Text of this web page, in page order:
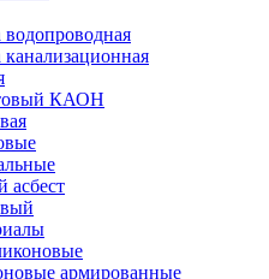
водопроводная
канализационная
КАОН
асбеcт
армированные